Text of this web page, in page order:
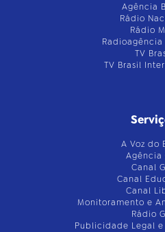
Agência
Rádio
Rádio
TV
TV Brasil
A Voz do
Agência
Canal
Canal
Canal
Monitoramento e
Rádio
Publicidade Legal